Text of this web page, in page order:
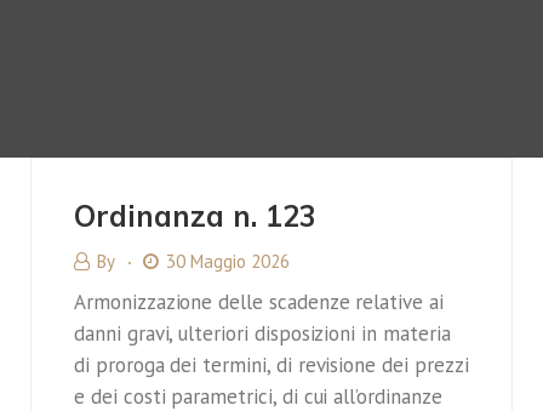
Ordinanza n. 123
By 30 Maggio 2026
Armonizzazione delle scadenze relative ai
danni gravi, ulteriori disposizioni in materia
di proroga dei termini, di revisione dei prezzi
e dei costi parametrici, di cui all’ordinanze